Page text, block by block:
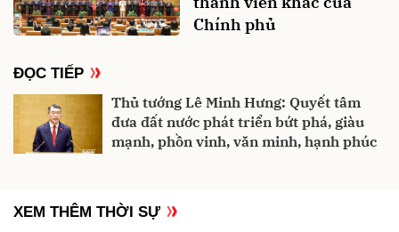
Chính phủ
ĐỌC TIẾP
Thủ tướng Lê Minh Hưng: Quyết tâm
đưa đất nước phát triển bứt phá, giàu
mạnh, phồn vinh, văn minh, hạnh phúc
XEM THÊM THỜI SỰ